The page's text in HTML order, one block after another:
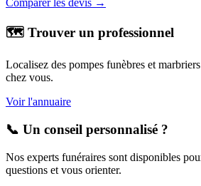
🗺️ Trouver un professionnel
Localisez des pompes funèbres et
chez vous.
Voir l'annuaire
📞 Un conseil personnalisé ?
Nos experts funéraires sont disponibles
questions et vous orienter.